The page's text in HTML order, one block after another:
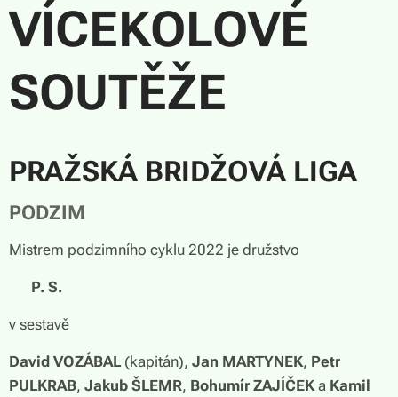
VÍCEKOLOVÉ
SOUTĚŽE
PRAŽSKÁ BRIDŽOVÁ LIGA
PODZIM
Mistrem podzimního cyklu 2022 je družstvo
P. S.
v sestavě
David VOZÁBAL (kapitán), Jan MARTYNEK, Petr
PULKRAB, Jakub ŠLEMR, Bohumír ZAJÍČEKa Kamil